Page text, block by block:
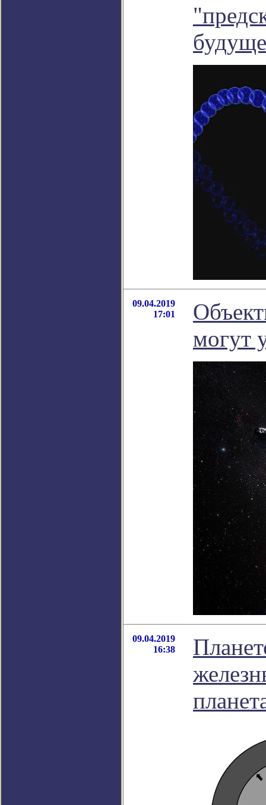
09.04.2019
17:01
могут
09.04.2019
16:38